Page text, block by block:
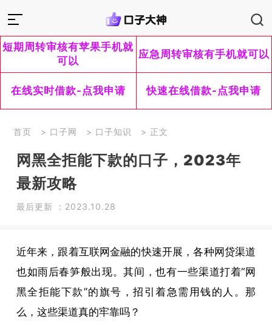
短期周转审核有苹果手机就
可以
应急周转审核有手机就可以
在线实时借款-点我申请 快速在线借款-点我申请
首页 > 口子网 > 口子知识 > 正文
网黑全拒能下款的口子，2023年
最新攻略
最后更新 ：2023.10.28
近年来，跟着互联网金融的快速开展，各种网贷渠道
也如雨后春笋般出现。其间，也有一些渠道打着“网
黑全拒能下款”的旗号，招引着急需用钱的人。那
么，这些渠道真的牢靠吗？